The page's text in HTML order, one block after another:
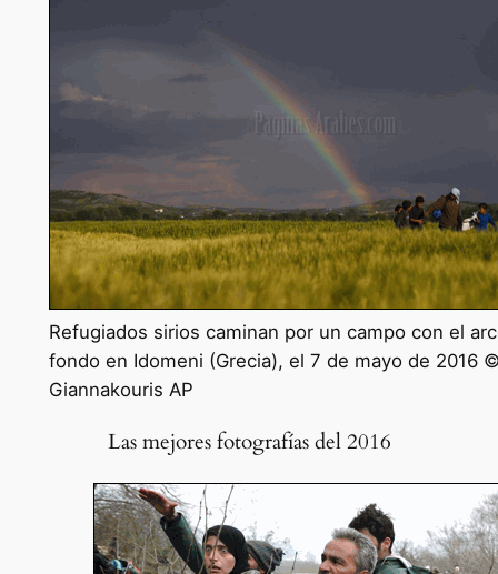
Refugiados sirios caminan por un campo con el
fondo en Idomeni (Grecia), el 7 de mayo de 2016
Giannakouris AP
Las mejores fotografías del 2016